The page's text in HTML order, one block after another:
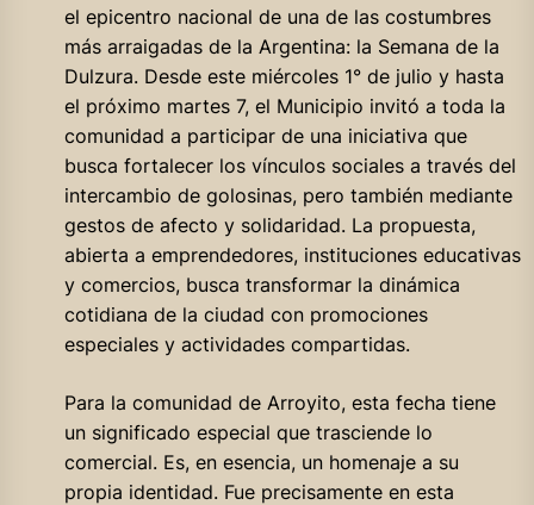
el epicentro nacional de una de las costumbres
más arraigadas de la Argentina: la Semana de la
Dulzura. Desde este miércoles 1° de julio y hasta
el próximo martes 7, el Municipio invitó a toda la
comunidad a participar de una iniciativa que
busca fortalecer los vínculos sociales a través del
intercambio de golosinas, pero también mediante
gestos de afecto y solidaridad. La propuesta,
abierta a emprendedores, instituciones educativas
y comercios, busca transformar la dinámica
cotidiana de la ciudad con promociones
especiales y actividades compartidas.
Para la comunidad de Arroyito, esta fecha tiene
un significado especial que trasciende lo
comercial. Es, en esencia, un homenaje a su
propia identidad. Fue precisamente en esta